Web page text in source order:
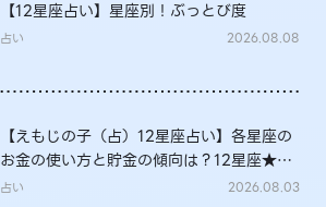
【12星座占い】星座別！ぶっとび度
占い 2026.08.08
【えもじの子（占）12星座占い】各星座の
お金の使い方と貯金の傾向は？12星座★徹
底解説
占い 2026.08.03